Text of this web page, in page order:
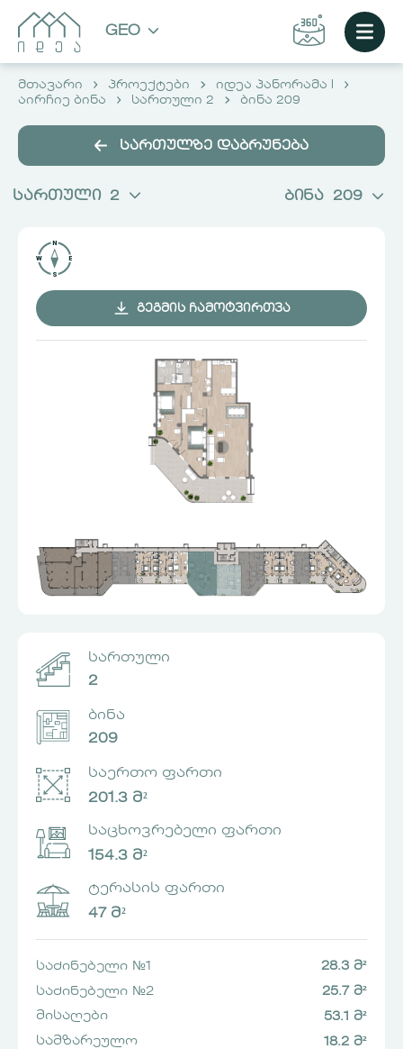
GEO
ᲐᲘᲠᲩᲘᲔ ᲑᲘᲜᲐ
მთავარი პროექტები
იდეა პანორამა I
აირჩიე ბინა
სართული 2 ბინა 209
სართულზე დაბრუნება
სართული 2 ბინა 209
ᲒᲔᲒᲛᲘᲡ ᲩᲐᲛᲝᲢᲕᲘᲠᲗᲕᲐ
სართული
2
ბინა
209
საერთო ფართი
201.3 მ²
საცხოვრებელი ფართი
154.3 მ²
ტერასის ფართი
47 მ²
საძინებელი №1
28.3 მ²
საძინებელი №2
25.7 მ²
მისაღები
53.1 მ²
სამზარეულო
18.2 მ²